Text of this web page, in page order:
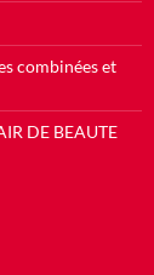
combinées et
DE BEAUTE